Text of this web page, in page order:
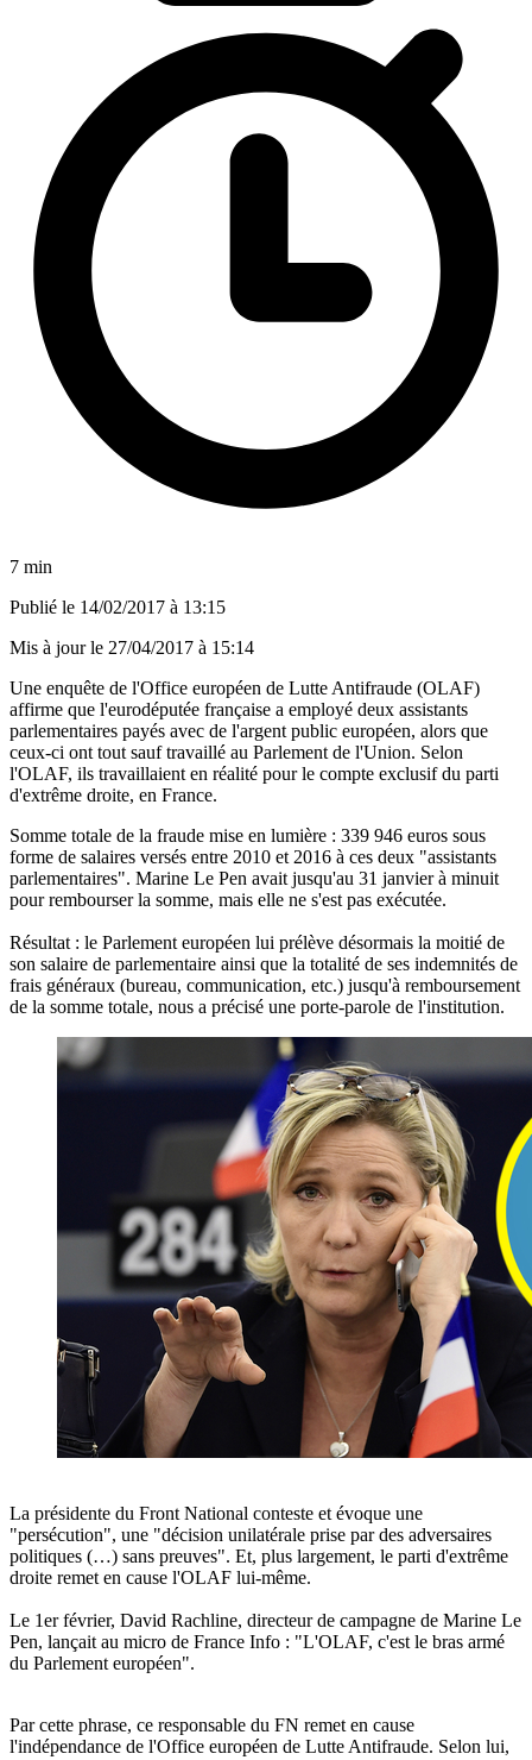
7 min
Publié le 14/02/2017 à 13:15
Mis à jour le 27/04/2017 à 15:14
Une enquête de l'Office européen de Lutte Antifraude (OLAF)
affirme que l'eurodéputée française a employé deux assistants
parlementaires payés avec de l'argent public européen, alors que
ceux-ci ont tout sauf travaillé au Parlement de l'Union. Selon
l'OLAF, ils travaillaient en réalité pour le compte exclusif du parti
d'extrême droite, en France.
Somme totale de la fraude mise en lumière : 339 946 euros sous
forme de salaires versés entre 2010 et 2016 à ces deux "assistants
parlementaires". Marine Le Pen avait jusqu'au 31 janvier à minuit
pour rembourser la somme, mais elle ne s'est pas exécutée.
Résultat : le Parlement européen lui prélève désormais la moitié de
son salaire de parlementaire ainsi que la totalité de ses indemnités de
frais généraux (bureau, communication, etc.) jusqu'à remboursement
de la somme totale, nous a précisé une porte-parole de l'institution.
La présidente du Front National conteste et évoque une
"persécution", une "décision unilatérale prise par des adversaires
politiques (…) sans preuves". Et, plus largement, le parti d'extrême
droite remet en cause l'OLAF lui-même.
Le 1er février, David Rachline, directeur de campagne de Marine Le
Pen, lançait au micro de France Info : "L'OLAF, c'est le bras armé
du Parlement européen".
Par cette phrase, ce responsable du FN remet en cause
l'indépendance de l'Office européen de Lutte Antifraude. Selon lui,